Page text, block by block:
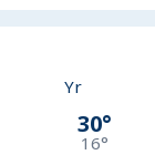
Yr
30°
16°